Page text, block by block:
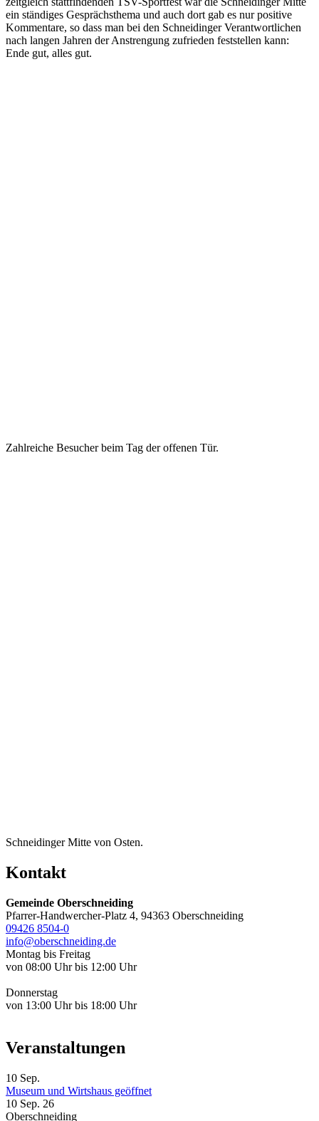
ein ständiges Gesprächsthema und auch dort gab es nur positive
Kommentare, so dass man bei den Schneidinger Verantwortlichen
nach langen Jahren der Anstrengung zufrieden feststellen kann:
Ende gut, alles gut.
Zahlreiche Besucher beim Tag der offenen Tür.
Schneidinger Mitte von Osten.
Kontakt
Gemeinde Oberschneiding
Pfarrer-Handwercher-Platz 4, 94363 Oberschneiding
09426 8504-0
info@oberschneiding.de
Montag bis Freitag
von 08:00 Uhr bis 12:00 Uhr
Donnerstag
von 13:00 Uhr bis 18:00 Uhr
Veranstaltungen
10 Sep.
Museum und Wirtshaus geöffnet
10 Sep. 26
Oberschneiding